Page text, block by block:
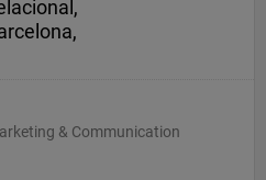
& Communication